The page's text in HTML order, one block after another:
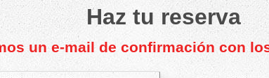
Haz tu reserva
un e-mail de confirmación con